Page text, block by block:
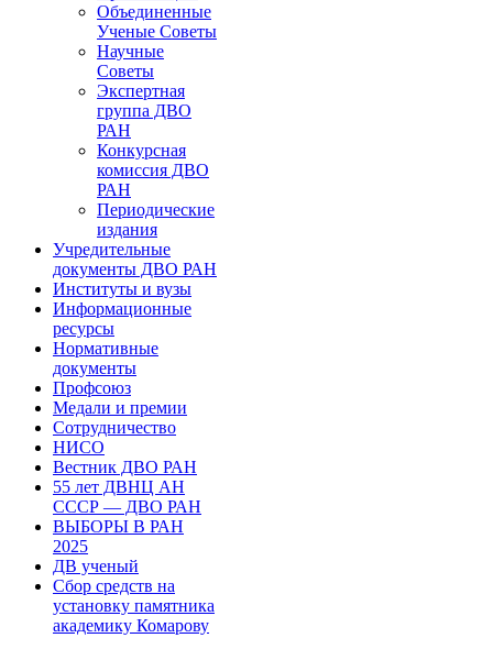
Объединенные
Ученые Советы
Научные
Советы
Экспертная
группа ДВО
РАН
Конкурсная
комиссия ДВО
РАН
Периодические
издания
Учредительные
документы ДВО РАН
Институты и вузы
Информационные
ресурсы
Нормативные
документы
Профсоюз
Медали и премии
Сотрудничество
НИСО
Вестник ДВО РАН
55 лет ДВНЦ АН
СССР — ДВО РАН
ВЫБОРЫ В РАН
2025
ДВ ученый
Сбор средств на
установку памятника
академику Комарову